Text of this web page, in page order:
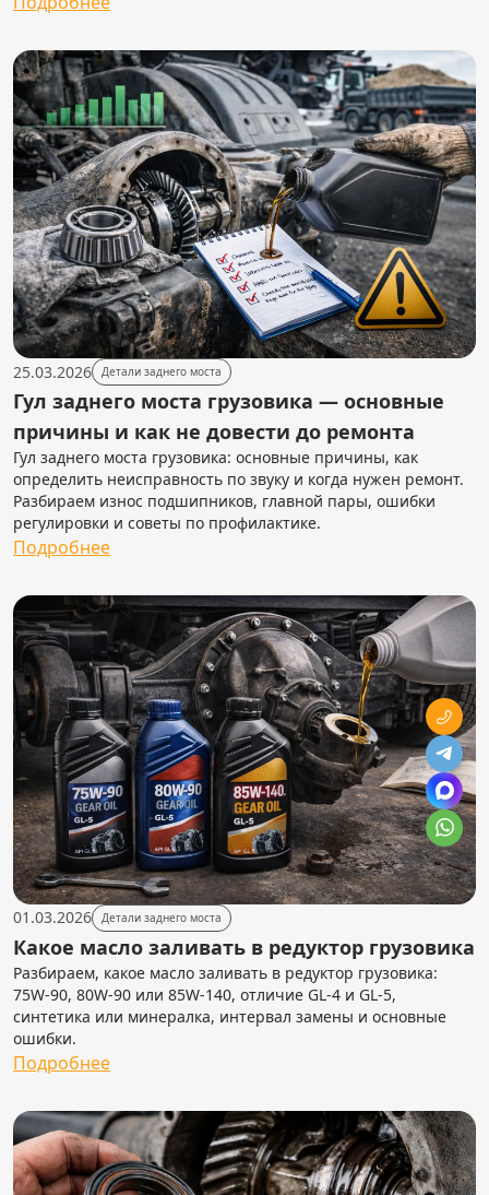
25.03.2026 Детали заднего моста
Гул заднего моста грузовика — основные
причины и как не довести до ремонта
Гул заднего моста грузовика: основные причины, как
определить неисправность по звуку и когда нужен ремонт.
Разбираем износ подшипников, главной пары, ошибки
регулировки и советы по профилактике.
Подробнее
01.03.2026 Детали заднего моста
Какое масло заливать в редуктор грузовика
Разбираем, какое масло заливать в редуктор грузовика:
75W-90, 80W-90 или 85W-140, отличие GL-4 и GL-5,
синтетика или минералка, интервал замены и основные
ошибки.
Подробнее